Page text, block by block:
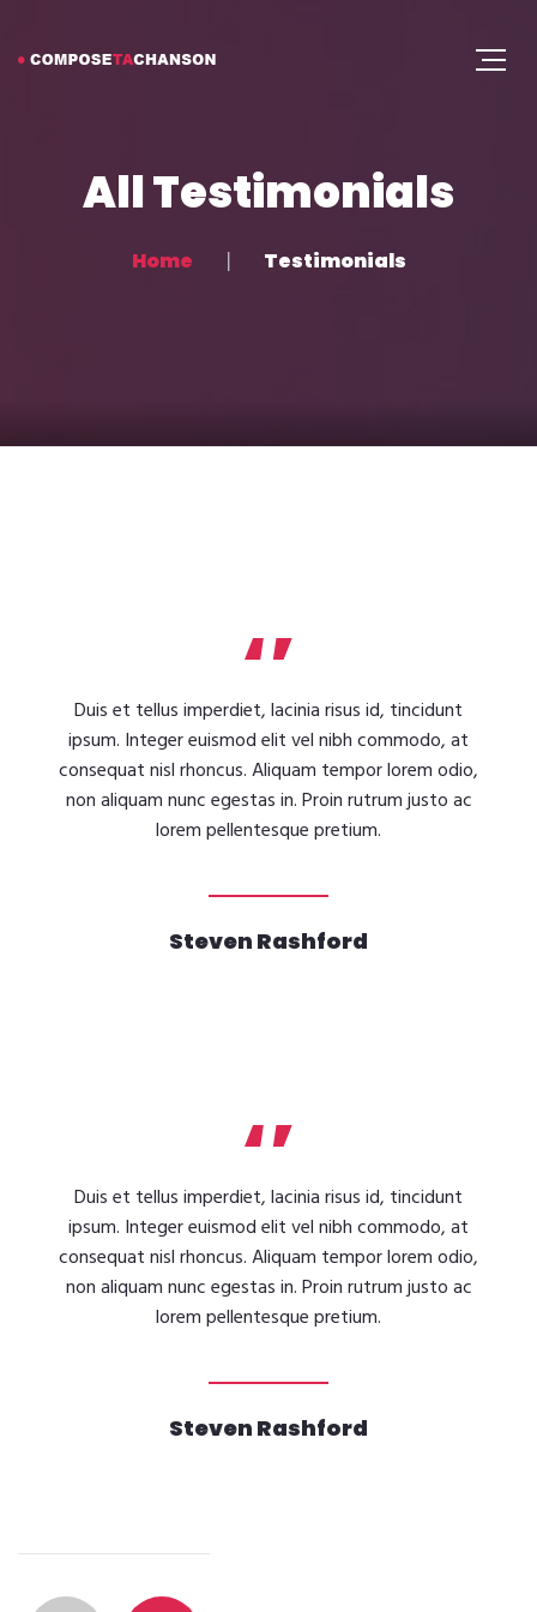
All Testimonials
Home Testimonials
Duis et tellus imperdiet, lacinia risus id, tincidunt
ipsum. Integer euismod elit vel nibh commodo, at
consequat nisl rhoncus. Aliquam tempor lorem odio,
non aliquam nunc egestas in. Proin rutrum justo ac
lorem pellentesque pretium.
Steven Rashford
Duis et tellus imperdiet, lacinia risus id, tincidunt
ipsum. Integer euismod elit vel nibh commodo, at
consequat nisl rhoncus. Aliquam tempor lorem odio,
non aliquam nunc egestas in. Proin rutrum justo ac
lorem pellentesque pretium.
Steven Rashford